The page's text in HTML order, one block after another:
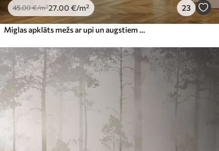
45.00€/m²27 .00 €/m² 23